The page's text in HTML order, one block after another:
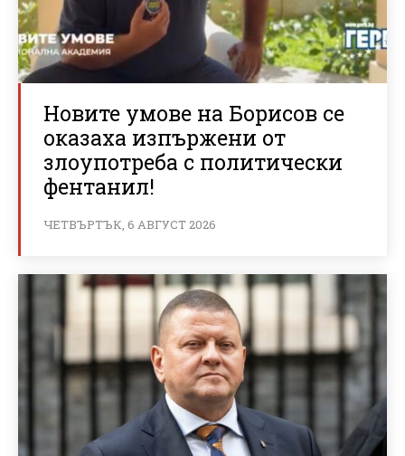
Новите умове на Борисов се
оказаха изпържени от
злоупотреба с политически
фентанил!
ЧЕТВЪРТЪК, 6 АВГУСТ 2026